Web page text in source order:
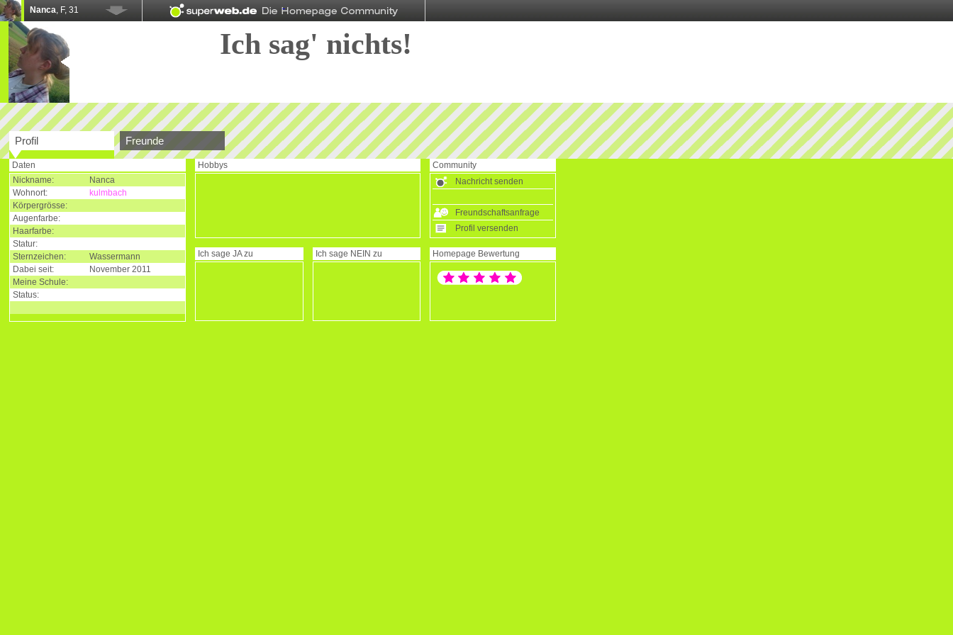
Nanca, F, 31
Ich sag' nichts!
Profil Freunde
Daten
Nickname:
Nanca
Wohnort:
kulmbach
Körpergrösse:
Augenfarbe:
Haarfarbe:
Statur:
Sternzeichen:
Wassermann
Dabei seit:
November 2011
Meine Schule:
Status:
Hobbys
Community
Nachricht senden
Freundschaftsanfrage
Profil versenden
Ich sage JAzu Ich sage NEIN zu Homepage Bewertung